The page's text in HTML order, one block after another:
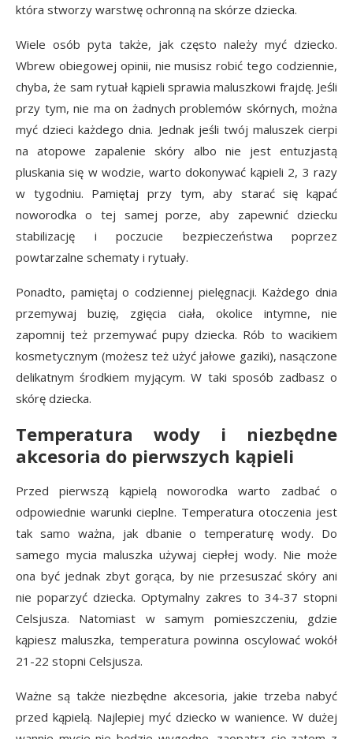
która stworzy warstwę ochronną na skórze dziecka.
Wiele osób pyta także, jak często należy myć dziecko.
Wbrew obiegowej opinii, nie musisz robić tego codziennie,
chyba, że sam rytuał kąpieli sprawia maluszkowi frajdę. Jeśli
przy tym, nie ma on żadnych problemów skórnych, można
myć dzieci każdego dnia. Jednak jeśli twój maluszek cierpi
na atopowe zapalenie skóry albo nie jest entuzjastą
pluskania się w wodzie, warto dokonywać kąpieli 2, 3 razy
w tygodniu. Pamiętaj przy tym, aby starać się kąpać
noworodka o tej samej porze, aby zapewnić dziecku
stabilizację i poczucie bezpieczeństwa poprzez
powtarzalne schematy i rytuały.
Ponadto, pamiętaj o codziennej pielęgnacji. Każdego dnia
przemywaj buzię, zgięcia ciała, okolice intymne, nie
zapomnij też przemywać pupy dziecka. Rób to wacikiem
kosmetycznym (możesz też użyć jałowe gaziki), nasączone
delikatnym środkiem myjącym. W taki sposób zadbasz o
skórę dziecka.
Temperatura wody i niezbędne
akcesoria do pierwszych kąpieli
Przed pierwszą kąpielą noworodka warto zadbać o
odpowiednie warunki cieplne. Temperatura otoczenia jest
tak samo ważna, jak dbanie o temperaturę wody. Do
samego mycia maluszka używaj ciepłej wody. Nie może
ona być jednak zbyt gorąca, by nie przesuszać skóry ani
nie poparzyć dziecka. Optymalny zakres to 34-37 stopni
Celsjusza. Natomiast w samym pomieszczeniu, gdzie
kąpiesz maluszka, temperatura powinna oscylować wokół
21-22 stopni Celsjusza.
Ważne są także niezbędne akcesoria, jakie trzeba nabyć
przed kąpielą. Najlepiej myć dziecko w wanience. W dużej